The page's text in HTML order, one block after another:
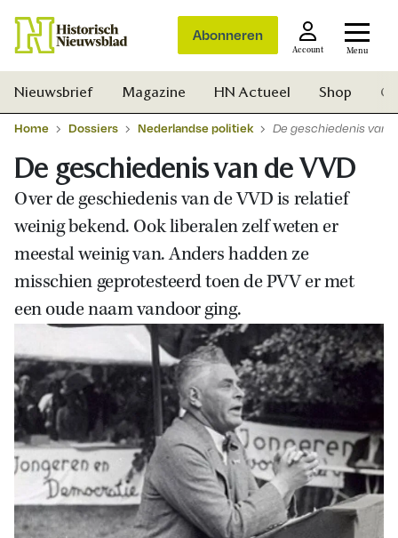
Abonneren
Account Menu
Zoek
Nieuwsbrief Magazine HN Actueel Shop
Home Dossiers Nederlandse politiek De geschiedenis van
De geschiedenis van de VVD
Over de geschiedenis van de VVD is relatief
weinig bekend. Ook liberalen zelf weten er
meestal weinig van. Anders hadden ze
misschien geprotesteerd toen de PVV er met
een oude naam vandoor ging.